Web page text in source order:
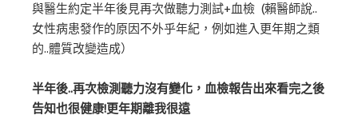
與醫生約定半年後見再次做聽力測試+血檢 (賴醫師說..
女性病患發作的原因不外乎年紀，例如進入更年期之類
的..體質改變造成）
半年後..再次檢測聽力沒有變化，血檢報告出來看完之後
告知也很健康!更年期離我很遠